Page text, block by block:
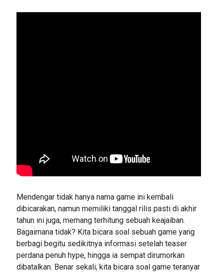
Mendengar tidak hanya nama game ini kembali
dibicarakan, namun memiliki tanggal rilis pasti di akhir
tahun ini juga, memang terhitung sebuah keajaiban.
Bagaimana tidak? Kita bicara soal sebuah game yang
berbagi begitu sedikitnya informasi setelah teaser
perdana penuh hype, hingga ia sempat dirumorkan
dibatalkan. Benar sekali, kita bicara soal game teranyar